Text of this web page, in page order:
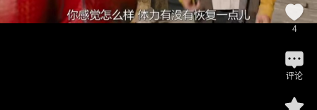
4
评论